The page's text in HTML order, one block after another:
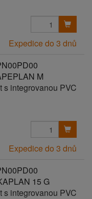
Expedice do 3 dnů
M
s integrovanou PVC
Expedice do 3 dnů
15 G
s integrovanou PVC